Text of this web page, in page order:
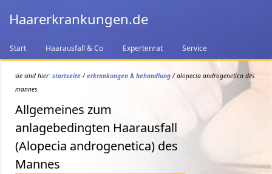
Haarerkrankungen.de
Start Haarausfall & Co Expertenrat Service
sie sind hier: startseite/erkrankungen & behandlung/ alopecia androgenetica des
mannes
Allgemeines zum
anlagebedingten Haarausfall
(Alopecia androgenetica) des
Mannes